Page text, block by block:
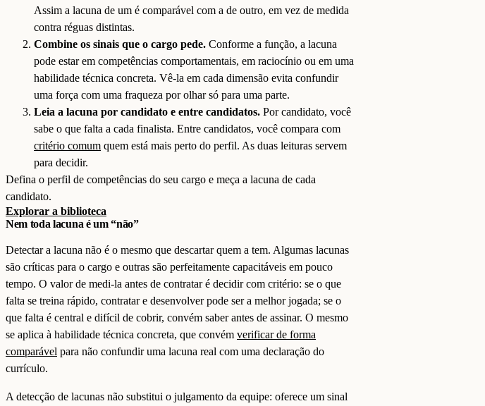
Assim a lacuna de um é comparável com a de outro, em vez de medida
contra réguas distintas.
Combine os sinais que o cargo pede. Conforme a função, a lacuna
pode estar em competências comportamentais, em raciocínio ou em uma
habilidade técnica concreta. Vê-la em cada dimensão evita confundir
uma força com uma fraqueza por olhar só para uma parte.
Leia a lacuna por candidato e entre candidatos. Por candidato, você
sabe o que falta a cada finalista. Entre candidatos, você compara com
critério comum quem está mais perto do perfil. As duas leituras servem
para decidir.
Defina o perfil de competências do seu cargo e meça a lacuna de cada
candidato.
Explorar a biblioteca
Nem toda lacuna é um “não”
Detectar a lacuna não é o mesmo que descartar quem a tem. Algumas lacunas
são críticas para o cargo e outras são perfeitamente capacitáveis em pouco
tempo. O valor de medi-la antes de contratar é decidir com critério: se o que
falta se treina rápido, contratar e desenvolver pode ser a melhor jogada; se o
que falta é central e difícil de cobrir, convém saber antes de assinar. O mesmo
se aplica à habilidade técnica concreta, que convém verificar de forma
comparável para não confundir uma lacuna real com uma declaração do
currículo.
A detecção de lacunas não substitui o julgamento da equipe: oferece um sinal